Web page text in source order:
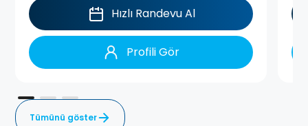
Hızlı Randevu Al
Profili Gör
Tümünü göster